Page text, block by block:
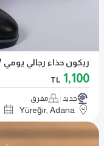
ريكون حذاء رجالي يومي 0012397 أسود
1,100
TL
جديد مفرق
Yüreğir, Adana